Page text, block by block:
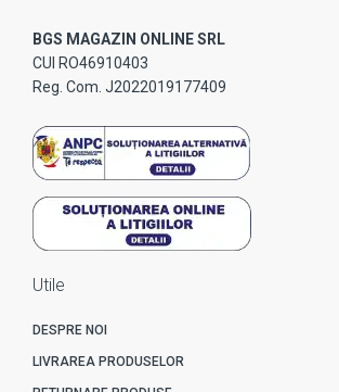
BGS MAGAZIN ONLINE SRL
CUI RO46910403
Reg. Com. J2022019177409
Utile
DESPRE NOI
LIVRAREA PRODUSELOR